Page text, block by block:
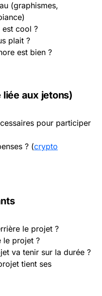
(graphismes,
est cool ?
plait ?
est bien ?
aux jetons)
pour participer
? (crypto
le projet ?
le projet ?
va tenir sur la durée ?
tient ses